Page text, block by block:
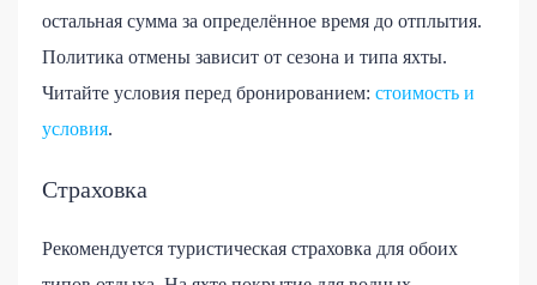
остальная сумма за определённое время до отплытия.
Политика отмены зависит от сезона и типа яхты.
Читайте условия перед бронированием: стоимость и
условия.
Страховка
Рекомендуется туристическая страховка для обоих